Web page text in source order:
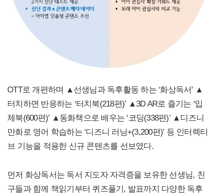
OTT로 개편하며 ▲선생님과 독후활동 하는 ‘화상독서’ ▲
터치하면 반응하는 ‘터치북(218편)’ ▲3D AR로 즐기는 ‘입
체북(600편)’ ▲동화책으로 배우는 ‘코딩(338편)’ ▲디즈니
만화로 영어 학습하는 ‘디즈니 러닝+(3,200편)’ 등 인터렉티
브 기능을 적용한 신규 콘텐츠를 선보였다.
먼저 화상독서는 독서 지도자 자격증을 보유한 선생님, 친
구들과 함께 책읽기부터 퀴즈풀기, 발표까지 다양한 독후